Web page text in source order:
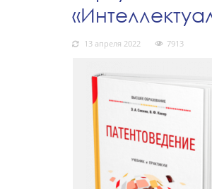
13 апреля 2022 7913